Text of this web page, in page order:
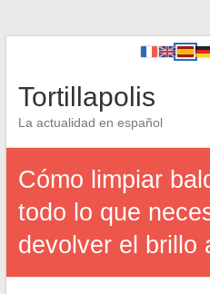
Tortillapolis
La actualidad en español
Cómo limpiar
todo lo que
devolver el brillo